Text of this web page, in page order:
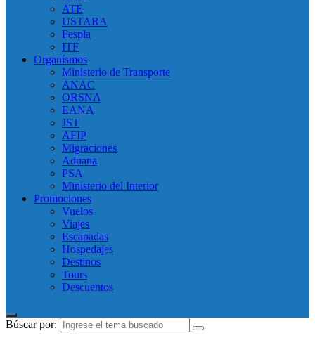
ATE
USTARA
Fespla
ITF
Organísmos
Ministerio de Transporte
ANAC
ORSNA
EANA
JST
AFIP
Migraciones
Aduana
PSA
Ministerio del Interior
Promociones
Vuelos
Viajes
Escapadas
Hospedajes
Destinos
Tours
Descuentos
Búscar por: